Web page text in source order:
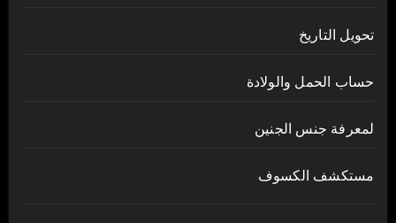
تحويل التاريخ
حساب الحمل والولادة
لمعرفة جنس الجنين
مستكشف الكسوف